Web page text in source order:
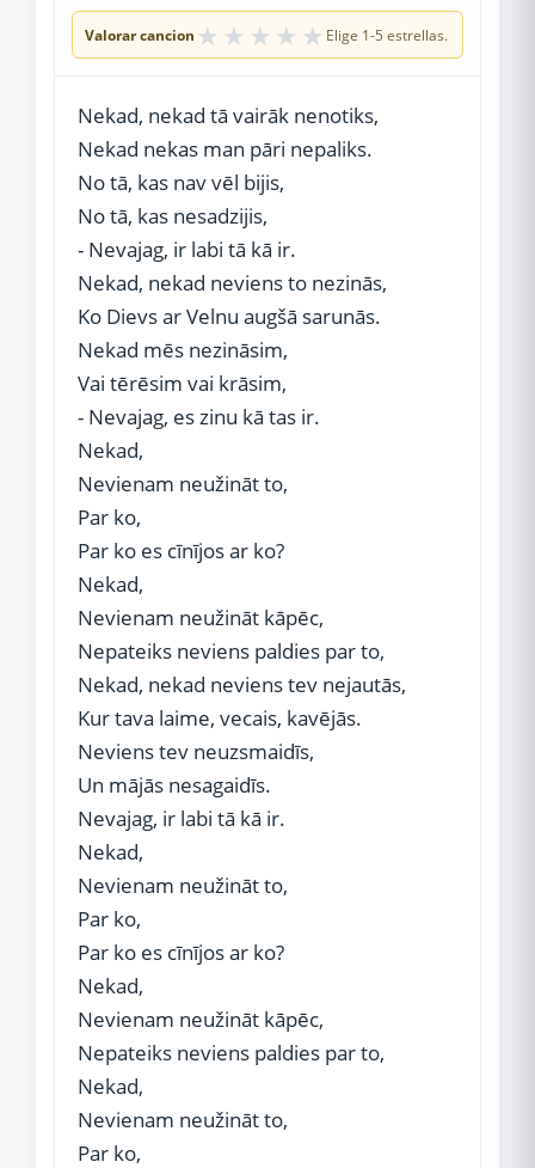
Valorar cancion ★ ★ ★ ★ ★ Elige 1-5 estrellas.
Nekad, nekad tā vairāk nenotiks,
Nekad nekas man pāri nepaliks.
No tā, kas nav vēl bijis,
No tā, kas nesadzijis,
- Nevajag, ir labi tā kā ir.
Nekad, nekad neviens to nezinās,
Ko Dievs ar Velnu augšā sarunās.
Nekad mēs nezināsim,
Vai tērēsim vai krāsim,
- Nevajag, es zinu kā tas ir.
Nekad,
Nevienam neužināt to,
Par ko,
Par ko es cīnījos ar ko?
Nekad,
Nevienam neužināt kāpēc,
Nepateiks neviens paldies par to,
Nekad, nekad neviens tev nejautās,
Kur tava laime, vecais, kavējās.
Neviens tev neuzsmaidīs,
Un mājās nesagaidīs.
Nevajag, ir labi tā kā ir.
Nekad,
Nevienam neužināt to,
Par ko,
Par ko es cīnījos ar ko?
Nekad,
Nevienam neužināt kāpēc,
Nepateiks neviens paldies par to,
Nekad,
Nevienam neužināt to,
Par ko,